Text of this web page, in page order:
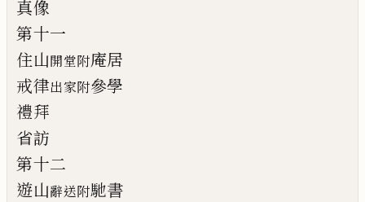
真像
第十一
住山開堂附庵居
戒律出家附參學
禮拜
省訪
第十二
遊山辭送附馳書